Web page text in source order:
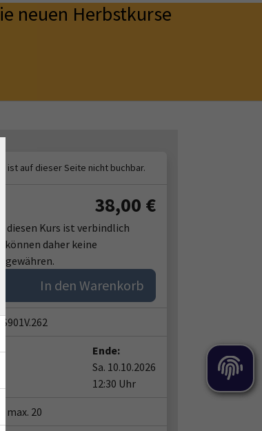
neuen Herbstkurse
38,00 €
diesen Kurs ist verbindlich
daher keine
gewähren.
In den Warenkorb
S901V.262
Ende:
Sa. 10.10.2026
12:30 Uhr
max. 20